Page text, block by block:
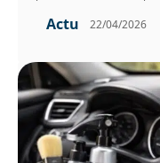
Actu 22/04/2026